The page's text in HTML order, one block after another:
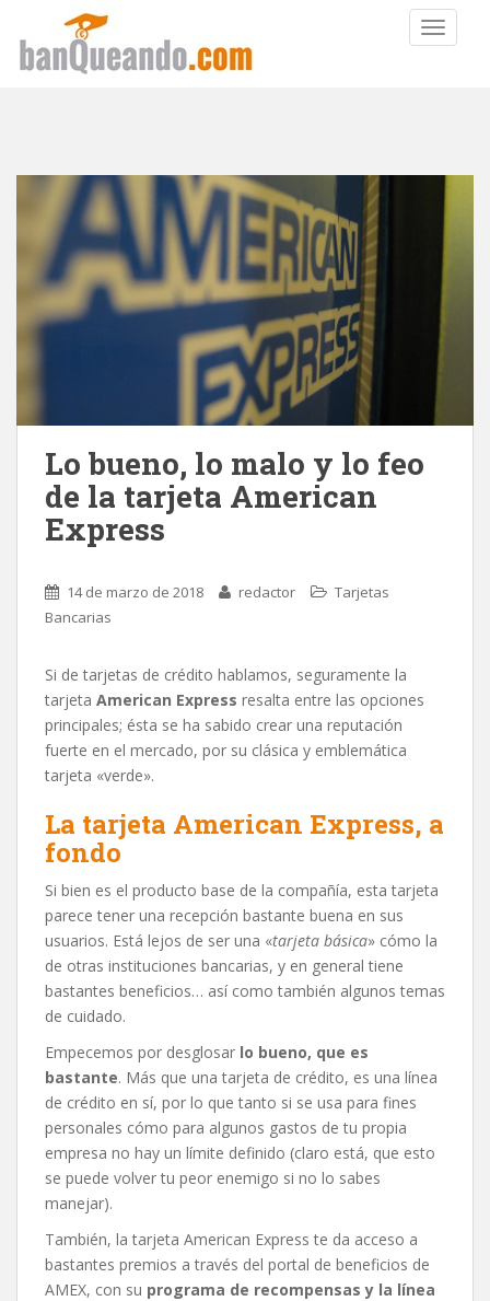
Lo bueno, lo malo y lo feo
de la tarjeta American
Express
14 de marzo de 2018 redactor
Tarjetas
Bancarias
Si de tarjetas de crédito hablamos, seguramente la
tarjeta American Express resalta entre las opciones
principales; ésta se ha sabido crear una reputación
fuerte en el mercado, por su clásica y emblemática
tarjeta «verde».
La tarjeta American Express, a
fondo
Si bien es el producto base de la compañía, esta tarjeta
parece tener una recepción bastante buena en sus
usuarios. Está lejos de ser una «tarjeta básica» cómo la
de otras instituciones bancarias, y en general tiene
bastantes beneficios… así como también algunos temas
de cuidado.
Empecemos por desglosar lo bueno, que es
bastante. Más que una tarjeta de crédito, es una línea
de crédito en sí, por lo que tanto si se usa para fines
personales cómo para algunos gastos de tu propia
empresa no hay un límite definido (claro está, que esto
se puede volver tu peor enemigo si no lo sabes
manejar).
También, la tarjeta American Express te da acceso a
bastantes premios a través del portal de beneficios de
AMEX, con su programa de recompensas y la línea